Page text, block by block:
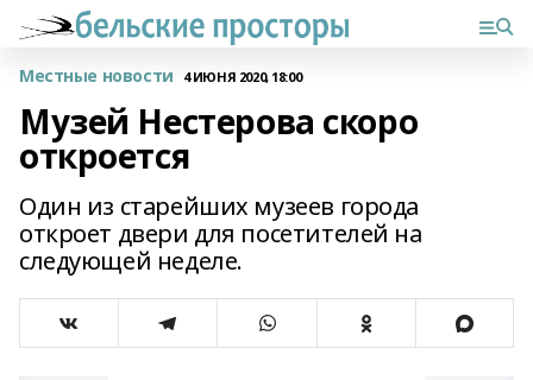
Местные новости 4 ИЮНЯ 2020, 18:00
Музей Нестерова скоро
откроется
Один из старейших музеев города
откроет двери для посетителей на
следующей неделе.